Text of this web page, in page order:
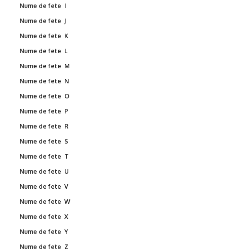
Nume de fete I
Nume de fete J
Nume de fete K
Nume de fete L
Nume de fete M
Nume de fete N
Nume de fete O
Nume de fete P
Nume de fete R
Nume de fete S
Nume de fete T
Nume de fete U
Nume de fete V
Nume de fete W
Nume de fete X
Nume de fete Y
Nume de fete Z